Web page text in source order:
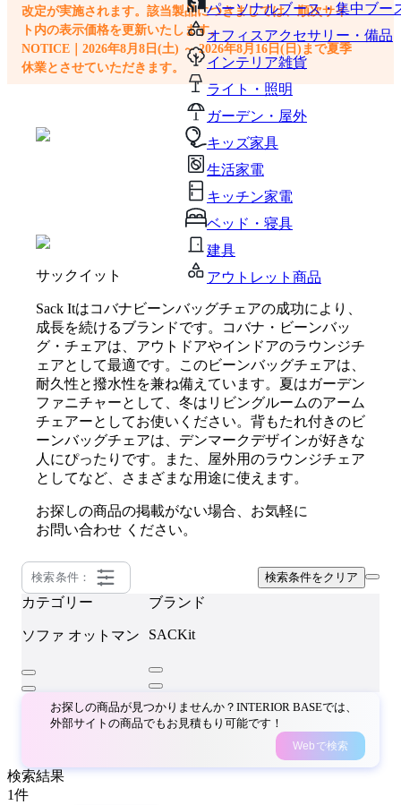
パーソナルブース・集中ブー
オフィスアクセサリー・備品
インテリア雑貨
ライト・照明
ガーデン・屋外
キッズ家具
生活家電
キッチン家電
ベッド・寝具
建具
アウトレット商品
改定が実施されます。該当製品につきましては、順次サイ
ト内の表示価格を更新いたします。
NOTICE｜2026年8月8日(土) ～ 2026年8月16日(日)まで夏季
休業とさせていただきます。
サックイット
Sack Itはコバナビーンバッグチェアの成功により、
成長を続けるブランドです。コバナ・ビーンバッ
グ・チェアは、アウトドアやインドアのラウンジチ
ェアとして最適です。このビーンバッグチェアは、
耐久性と撥水性を兼ね備えています。夏はガーデン
ファニチャーとして、冬はリビングルームのアーム
チェアーとしてお使いください。背もたれ付きのビ
ーンバッグチェアは、デンマークデザインが好きな
人にぴったりです。また、屋外用のラウンジチェア
としてなど、さまざまな用途に使えます。
お探しの商品の掲載がない場合、お気軽に
お問い合わせ ください。
検索条件： 検索条件をクリア
カテゴリー
ソファ オットマン
ブランド
SACKit
お探しの商品が見つかりませんか？INTERIOR BASEでは、
外部サイトの商品でもお見積もり可能です！
Webで検索
検索結果
1件